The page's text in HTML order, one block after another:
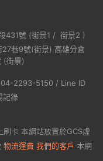
431號 (街景1 / 街景2 )
27巷9號(街景) 高雄分倉
(街景)
2293-5150 / Line ID
記錄
刷卡 本網站放置於GCS虛
物流運費 我們的客戶 本網